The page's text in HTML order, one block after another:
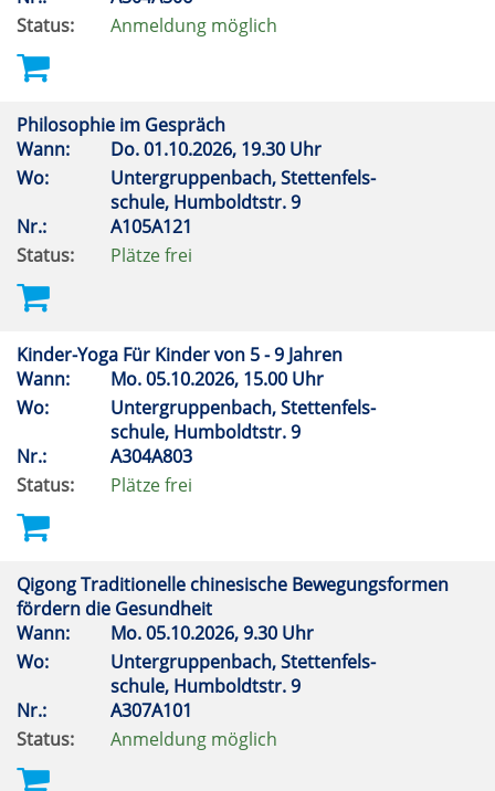
Status:
Anmeldung möglich
Philosophie im Gespräch
Wann:
Do.01.10.2026, 19.30 Uhr
Wo:
Untergruppenbach, Stettenfels-
schule, Humboldtstr. 9
Nr.:
A105A121
Status:
Plätze frei
Kinder-Yoga Für Kinder von 5 - 9 Jahren
Wann:
Mo.05.10.2026, 15.00 Uhr
Wo:
Untergruppenbach, Stettenfels-
schule, Humboldtstr. 9
Nr.:
A304A803
Status:
Plätze frei
Qigong Traditionelle chinesische Bewegungsformen
fördern die Gesundheit
Wann:
Mo.05.10.2026, 9.30 Uhr
Wo:
Untergruppenbach, Stettenfels-
schule, Humboldtstr. 9
Nr.:
A307A101
Status:
Anmeldung möglich